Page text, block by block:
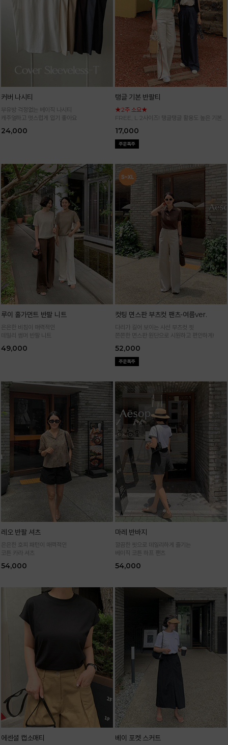
커버 나시티
부유방 걱정없는 베이직 나시티
캐주얼하고 멋스럽게 입기 좋아요
24,000
탱글 기본 반팔티
★2주 소요★
FREE, L 2사이즈! 탱글탱글 활용도 높은 기본
17,000
루이 홀가먼트 반팔 니트
은은한 비침이 매력적인
데일리 썸머 반팔 니트
49,000
컷팅 면스판 부츠컷 팬츠-여름ver.
다리가 길어 보이는 사선 부츠컷 핏
쫀쫀한 면스판 원단으로 시원하고 편안하게!
52,000
레오 반팔 셔츠
은은한 호피 패턴이 매력적인
코튼 카라 셔츠
54,000
마레 반바지
깔끔한 핏으로 데일리하게 즐기는
베이직 코튼 하프 팬츠
54,000
에센셜 캡소매티 베이 포켓 스커트